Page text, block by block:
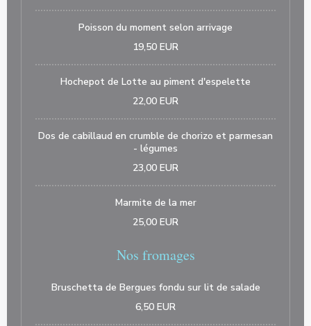
Poisson du moment selon arrivage
19,50 EUR
Hochepot de Lotte au piment d'espelette
22,00 EUR
Dos de cabillaud en crumble de chorizo et parmesan
- légumes
23,00 EUR
Marmite de la mer
25,00 EUR
Nos fromages
Bruschetta de Bergues fondu sur lit de salade
6,50 EUR